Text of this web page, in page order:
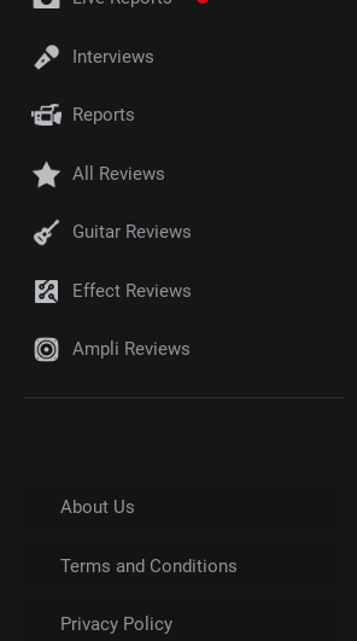
Interviews
Reports
All Reviews
Guitar Reviews
Effect Reviews
Ampli Reviews
About Us
Terms and Conditions
Privacy Policy